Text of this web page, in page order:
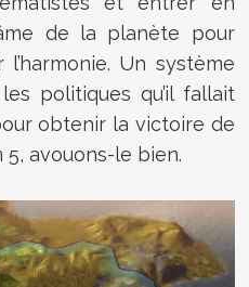
de la planète pour
Un système
politiques qu’il fallait
obtenir la victoire de
5, avouons-le bien.